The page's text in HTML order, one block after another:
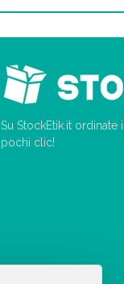
Su StockEtik.it
pochi clic!